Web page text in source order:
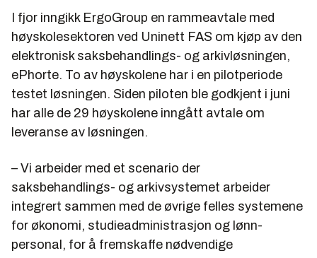
I fjor inngikk ErgoGroup en rammeavtale med
høyskolesektoren ved Uninett FAS om kjøp av den
elektronisk saksbehandlings- og arkivløsningen,
ePhorte. To av høyskolene har i en pilotperiode
testet løsningen. Siden piloten ble godkjent i juni
har alle de 29 høyskolene inngått avtale om
leveranse av løsningen.
– Vi arbeider med et scenario der
saksbehandlings- og arkivsystemet arbeider
integrert sammen med de øvrige felles systemene
for økonomi, studieadministrasjon og lønn-
personal, for å fremskaffe nødvendige